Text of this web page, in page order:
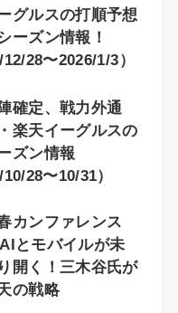
グルスの打順予想
ーズン情報！
12/28〜2026/1/3）
確定、戦力外通
楽天イーグルスの
ズン情報
10/28〜10/31）
カンファレンス
とモバイルが未
開く！三木谷氏が
の戦略